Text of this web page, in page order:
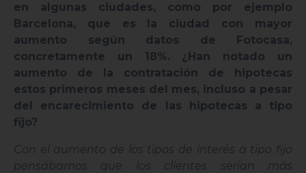
en algunas ciudades, como por ejemplo
Barcelona, que es la ciudad con mayor
aumento según datos de Fotocasa,
concretamente un 18%. ¿Han notado un
aumento de la contratación de hipotecas
estos primeros meses del mes, incluso a pesar
del encarecimiento de las hipotecas a tipo
fijo?
Con el aumento de los tipos de interés a tipo fijo
pensábamos que los clientes serían más